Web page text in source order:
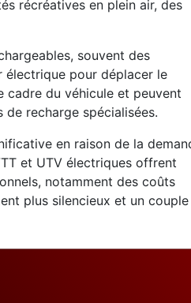
récréatives en plein air, des
souvent des
électrique pour déplacer le
cadre du véhicule et peuvent
recharge spécialisées.
en raison de la
et UTV électriques offrent
notamment des coûts
plus silencieux et un couple